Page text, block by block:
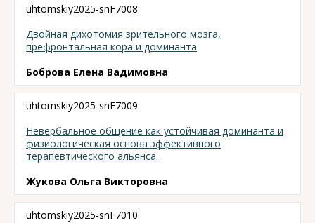
uhtomskiy2025-snF7008
Двойная дихотомия зрительного мозга,
префронтальная кора и доминанта
Боброва Елена Вадимовна
uhtomskiy2025-snF7009
Невербальное общение как устойчивая доминанта и
физиологическая основа эффективного
терапевтического альянса.
Жукова Ольга Викторовна
uhtomskiy2025-snF7010